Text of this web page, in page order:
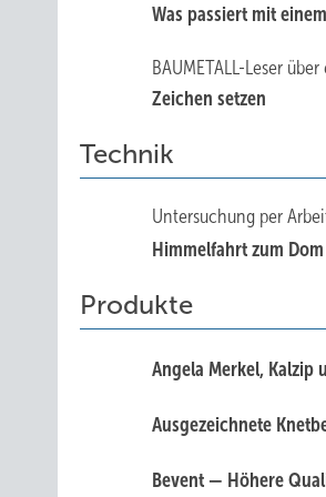
Was passiert mit
BAUMETALL-Leser
Zeichen setzen
Technik
Untersuchung per
Himmelfahrt zum Dom
Produkte
Angela Merkel, Kalzip
Ausgezeichnete
Bevent — Höhere